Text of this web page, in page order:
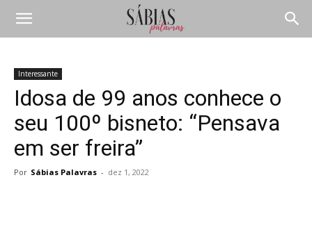
Interessante
Idosa de 99 anos conhece o
seu 100º bisneto: “Pensava
em ser freira”
Por Sábias Palavras - dez 1, 2022